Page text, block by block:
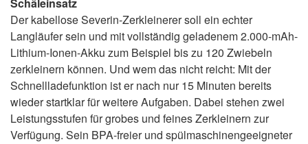
Schäleinsatz
Der kabellose Severin-Zerkleinerer soll ein echter
Langläufer sein und mit vollständig geladenem 2.000-mAh-
Lithium-Ionen-Akku zum Beispiel bis zu 120 Zwiebeln
zerkleinern können. Und wem das nicht reicht: Mit der
Schnellladefunktion ist er nach nur 15 Minuten bereits
wieder startklar für weitere Aufgaben. Dabei stehen zwei
Leistungsstufen für grobes und feines Zerkleinern zur
Verfügung. Sein BPA-freier und spülmaschinengeeigneter